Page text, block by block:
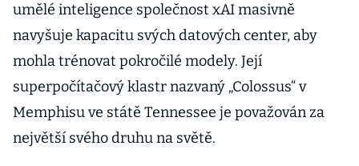
umělé inteligence společnost xAI masivně
navyšuje kapacitu svých datových center, aby
mohla trénovat pokročilé modely. Její
superpočítačový klastr nazvaný „Colossus“ v
Memphisu ve státě Tennessee je považován za
největší svého druhu na světě.